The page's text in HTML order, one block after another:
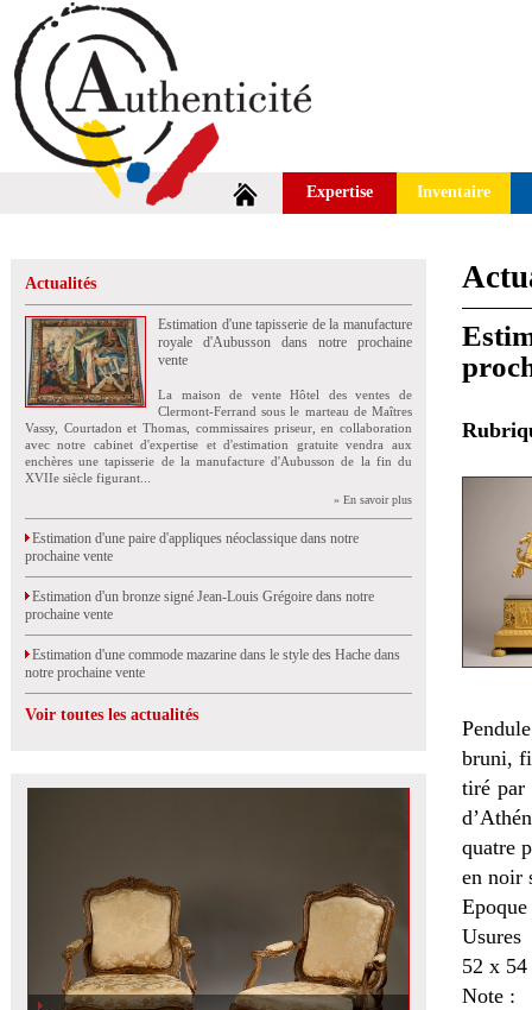
Expertise Inventaire
Actualités
Estimation d'une tapisserie de la manufacture
royale d'Aubusson dans notre prochaine
vente
La maison de vente Hôtel des ventes de
Clermont-Ferrand sous le marteau de Maîtres
Vassy, Courtadon et Thomas, commissaires priseur, en collaboration
avec notre cabinet d'expertise et d'estimation gratuite vendra aux
enchères une tapisserie de la manufacture d'Aubusson de la fin du
XVIIe siècle figurant...
» En savoir plus
Estimation d'une paire d'appliques néoclassique dans notre
prochaine vente
Estimation d'un bronze signé Jean-Louis Grégoire dans notre
prochaine vente
Estimation d'une commode mazarine dans le style des Hache dans
notre prochaine vente
Voir toutes les actualités
bruni,
tiré par
quatre
en noir
Usures
52 x
Note :